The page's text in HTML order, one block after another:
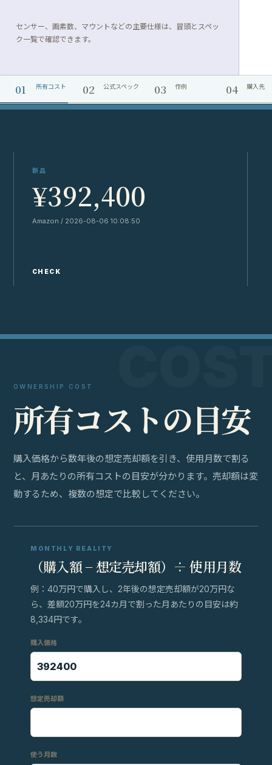
センサー、画素数、マウントなどの主要仕様は、冒頭とスペッ
ク一覧で確認できます。
01 所有コスト 02 公式スペック 03 作例 04 購入先
新品
¥392,400
Amazon / 2026-08-06 10:08:50
CHECK
OWNERSHIP COST
所有コス トの目安
購入価格から数年後の想定売却額を引き、使用月数で割る
と、月あたりの所有コストの目安が分かります。売却額は変
動するため、複数の想定で比較してください。
MONTHLY REALITY
（購入額 − 想定売却額）÷ 使用月数
例：40万円で購入し、2年後の想定売却額が20万円な
ら、差額20万円を24カ月で割った月あたりの目安は約
8,334円です。
購入価格
想定売却額
使う月数